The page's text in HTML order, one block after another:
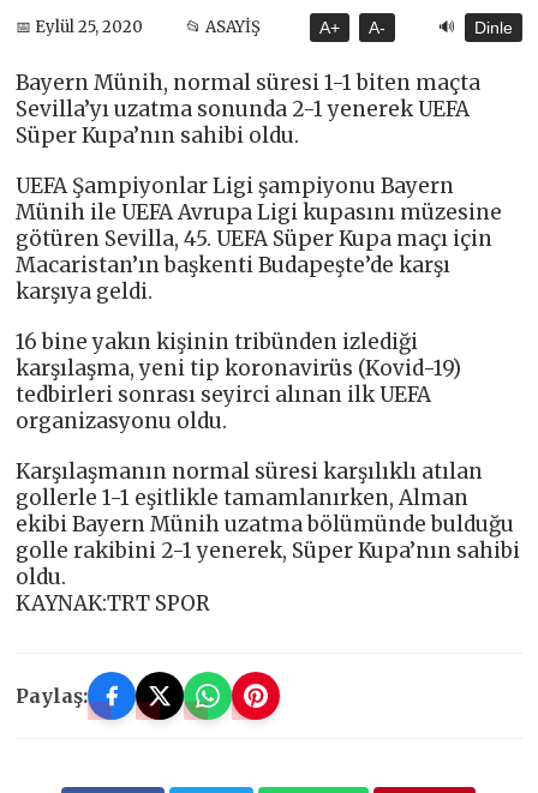
📅 Eylül 25, 2020 📂 ASAYİŞ A+ A- 🔊 Dinle
Bayern Münih, normal süresi 1-1 biten maçta
Sevilla’yı uzatma sonunda 2-1 yenerek UEFA
Süper Kupa’nın sahibi oldu.
UEFA Şampiyonlar Ligi şampiyonu Bayern
Münih ile UEFA Avrupa Ligi kupasını müzesine
götüren Sevilla, 45. UEFA Süper Kupa maçı için
Macaristan’ın başkenti Budapeşte’de karşı
karşıya geldi.
16 bine yakın kişinin tribünden izlediği
karşılaşma, yeni tip koronavirüs (Kovid-19)
tedbirleri sonrası seyirci alınan ilk UEFA
organizasyonu oldu.
Karşılaşmanın normal süresi karşılıklı atılan
gollerle 1-1 eşitlikle tamamlanırken, Alman
ekibi Bayern Münih uzatma bölümünde bulduğu
golle rakibini 2-1 yenerek, Süper Kupa’nın sahibi
oldu.
KAYNAK:TRT SPOR
Paylaş: